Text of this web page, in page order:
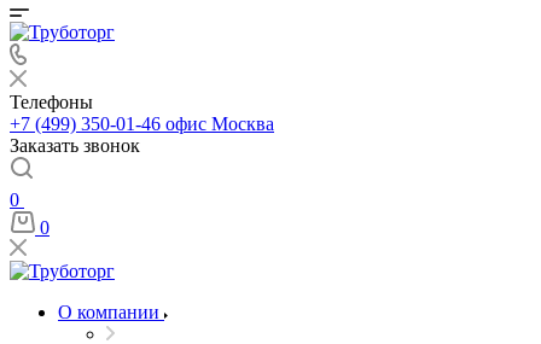
Телефоны
+7 (499) 350-01-46 офис Москва
Заказать звонок
0
0
О компании